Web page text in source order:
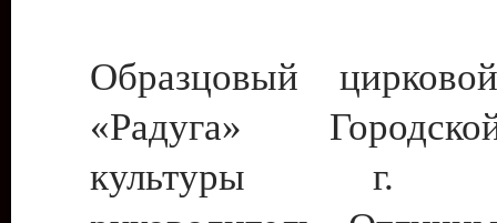
Образцовый
«Радуга»
культуры г.